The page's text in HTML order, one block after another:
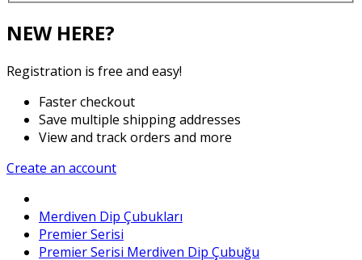
NEW HERE?
Registration is free and easy!
Faster checkout
Save multiple shipping addresses
View and track orders and more
Create an account
Merdiven Dip Çubukları
Premier Serisi
Premier Serisi Merdiven Dip Çubuğu